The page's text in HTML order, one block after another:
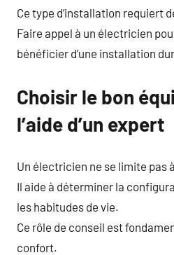
Ce type d’installation requiert
Faire appel à un électricien
bénéficier d’une installation
Choisir le bon
l’aide d’un expert
Un électricien ne se limite pas
Il aide à déterminer la
les habitudes de vie.
Ce rôle de conseil est
confort.